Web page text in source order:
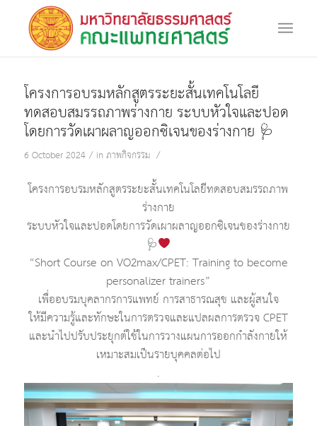
โครงการอบรมหลักสูตรระยะสั้นเทคโนโลยี
ทดสอบสมรรถภาพร่างกาย ระบบหัวใจและปอด
โดยการวัดเผาผลาญออกซิเจนของร่างกาย 🩺
6 October 2024 / inภาพกิจกรรม /
โครงการอบรมหลักสูตรระยะสั้นเทคโนโลยีทดสอบสมรรถภาพ
ร่างกาย
ระบบหัวใจและปอดโดยการวัดเผาผลาญออกซิเจนของร่างกาย
🩺
“Short Course on VO2max/CPET: Training to become
personalizer trainers”
เพื่ออบรมบุคลากรการแพทย์ การสาธารณสุข และผู้สนใจ
ให้มีความรู้และทักษะในการตรวจและแปลผลการตรวจ CPET
และนำไปปรับประยุกต์ใช้ในการวางแผนการออกกำลังกายให้
เหมาะสมเป็นรายบุคคลต่อไป
.